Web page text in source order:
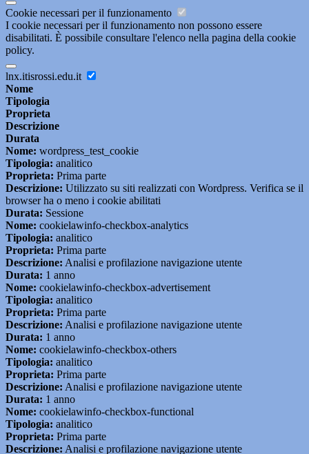
Cookie necessari per il funzionamento
I cookie necessari per il funzionamento non possono essere
disabilitati. È possibile consultare l'elenco nella pagina della cookie
policy.
lnx.itisrossi.edu.it
Nome
Tipologia
Proprieta
Descrizione
Durata
Nome: wordpress_test_cookie
Tipologia: analitico
Proprieta: Prima parte
Descrizione: Utilizzato su siti realizzati con Wordpress. Verifica se il
browser ha o meno i cookie abilitati
Durata: Sessione
Nome: cookielawinfo-checkbox-analytics
Tipologia: analitico
Proprieta: Prima parte
Descrizione: Analisi e profilazione navigazione utente
Durata: 1 anno
Nome: cookielawinfo-checkbox-advertisement
Tipologia: analitico
Proprieta: Prima parte
Descrizione: Analisi e profilazione navigazione utente
Durata: 1 anno
Nome: cookielawinfo-checkbox-others
Tipologia: analitico
Proprieta: Prima parte
Descrizione: Analisi e profilazione navigazione utente
Durata: 1 anno
Nome: cookielawinfo-checkbox-functional
Tipologia: analitico
Proprieta: Prima parte
Descrizione: Analisi e profilazione navigazione utente